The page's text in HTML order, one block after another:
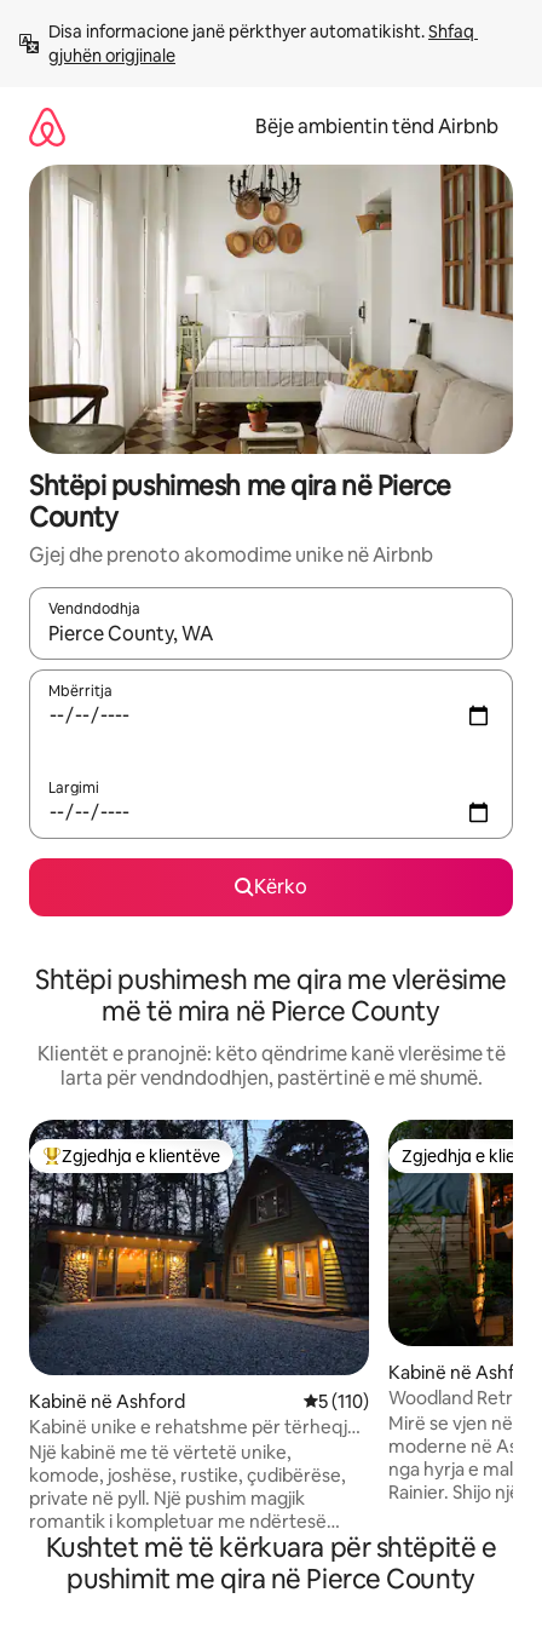
përmbajtja
Disa informacione janë përkthyer automatikisht. Shfaq
gjuhën origjinale
Bëje ambientin tënd Airbnb
Shtëpi pushimesh me qira në Pierce
County
Gjej dhe prenoto akomodime unike në Airbnb
Vendndodhja
Kur rezultatet të jenë të disponueshme, lëviz me butonat e
Mbërritja
Largimi
Kërko
Shtëpi pushimesh me qira me vlerësime
më të mira në Pierce County
Klientët e pranojnë: këto qëndrime kanë vlerësime të
larta për vendndodhjen, pastërtinë e më shumë.
Më të mirat e zgjedhjeve të klientëve
Zgjedhja e klientëve
Kabinë në Ashford Vlerësimi mesatar 5 nga 5,
5 (110)
Kabinë unike e rehatshme për tërheqjen
e krevatit me vaskë me hidromasazh
King
Një kabinë me të vërtetë unike,
komode, joshëse, rustike, çudibërëse,
private në pyll. Një pushim magjik
romantik i kompletuar me ndërtesë
kabane me vaskë me hidromasazh dhe
dritë mahnitëse me yje në dhomën
tënde të gjumit. Piknik jashtë ndërsa
Zgjedhja e
Zgjedhja e
Kabinë në
Woodland Retreat
me hidromasazh
Mirë se vjen në
moderne në
nga hyrja e malit.
Rainier. Shijo një
përditësuar,
dopio dhe divan
vaskën me
Kushtet më të kërkuara për shtëpitë e
pushimit me qira në Pierce County